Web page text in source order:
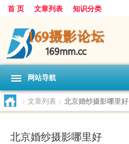
首 页 文章列表 知识分类
网站导航
> 文章列表 > 北京婚纱摄影哪里好
北京婚纱摄影哪里好